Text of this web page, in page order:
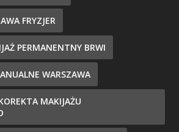
FRYZJER
PERMANENTNY BRWI
WARSZAWA
MAKIJAŻU